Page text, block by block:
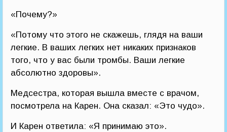
«Почему?»
«Потому что этого не скажешь, глядя на ваши
легкие. В ваших легких нет никаких признаков
того, что у вас были тромбы. Ваши легкие
абсолютно здоровы».
Медсестра, которая вышла вместе с врачом,
посмотрела на Карен. Она сказал: «Это чудо».
И Карен ответила: «Я принимаю это».